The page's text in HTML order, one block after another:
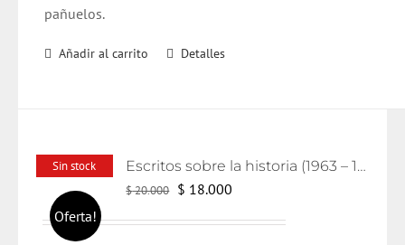
pañuelos.
Añadir al carrito Detalles
Sin stock
Oferta!
Escritos sobre la historia (1963 – 1986)
$20.000 El
$ 18.000